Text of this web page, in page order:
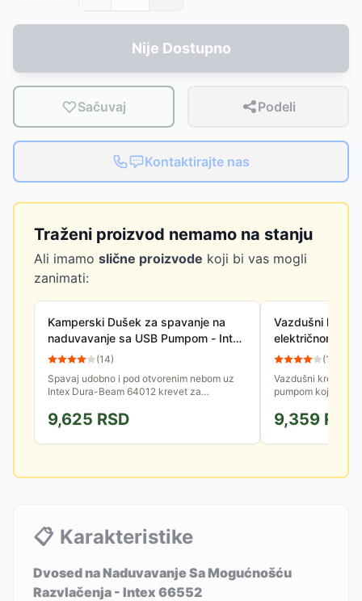
Nije Dostupno
Sačuvaj Podeli
Kontaktirajte nas
Traženi proizvod nemamo na stanju
Ali imamo slične proizvode koji bi vas mogli
zanimati:
Kamperski Dušek za spavanje na
naduvavanje sa USB Pumpom - Intex
Dura-Beam 64012
(14)
Spavaj udobno i pod otvorenim nebom uz
Intex Dura-Beam 64012 krevet za
naduvavanje pruža ti potporu i udobnost,
gde...
9,625 RSD
Vazdušni
električnom
152x203x46
(10
Vazdušni krevet
pumpom koja
kreveta. Dimenzije
9,359 RSD
📋 Karakteristike
Dvosed na Naduvavanje Sa Mogućnošću
Razvlačenja - Intex 66552